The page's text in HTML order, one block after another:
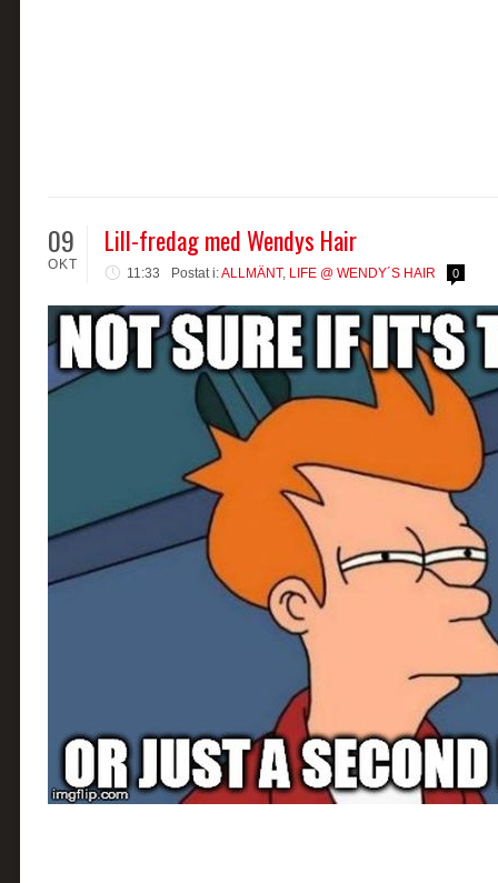
09
OKT
Lill-fredag med Wendys Hair
11:33 Postat i:ALLMÄNT, LIFE @ WENDY´S HAIR 0